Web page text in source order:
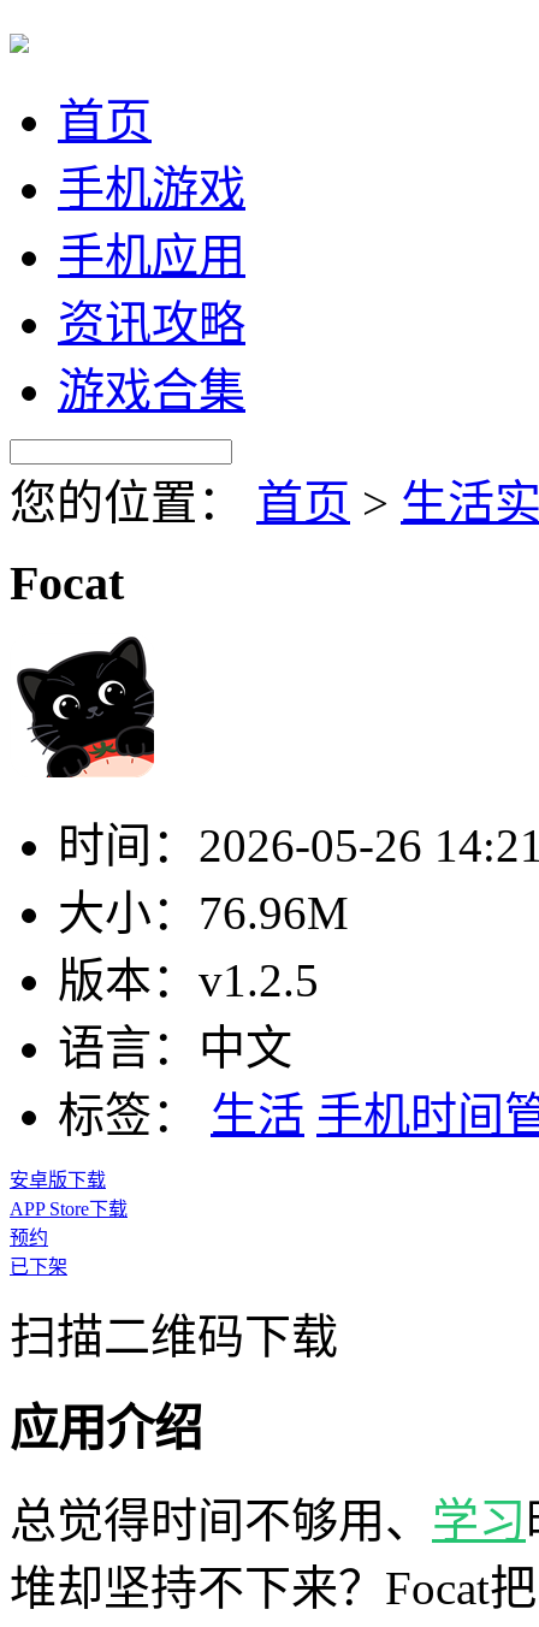
首页
手机游戏
手机应用
资讯攻略
游戏合集
您的位置： 首页 > 生活
Focat
时间： 2026-05-26
大小： 76.96M
版本： v1.2.5
语言： 中文
标签：
生活 手机时间
安卓版下载
APP Store下载
预约
已下架
扫描二维码下载
应用介绍
总觉得时间不够用、 学习
堆却坚持不下来？Focat